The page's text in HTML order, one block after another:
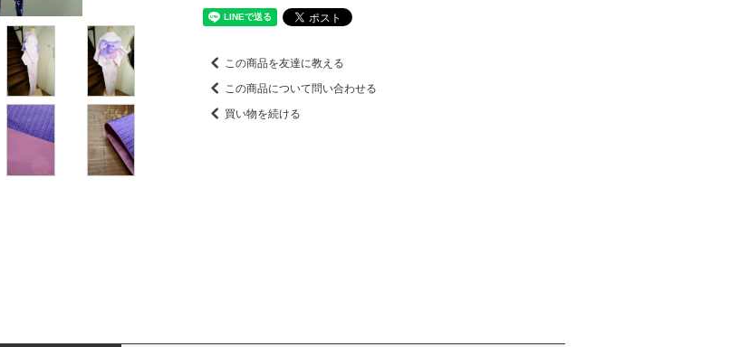
この商品を友達に教える
この商品について問い合わせる
買い物を続ける